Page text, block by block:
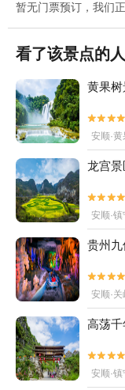
暂无门票预订，我们
看了该景点的
黄果树
安顺·
龙宫景
安顺·
贵州
安顺·
高荡
安顺·